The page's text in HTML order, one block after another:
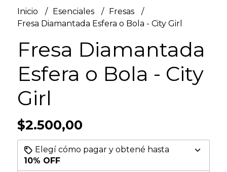
Inicio Esenciales
Fresas
Fresa Diamantada Esfera o Bola - City Girl
Fresa Diamantada
Esfera o Bola - City
Girl
$2.500,00
Elegí cómo pagar y obtené hasta
10% OFF